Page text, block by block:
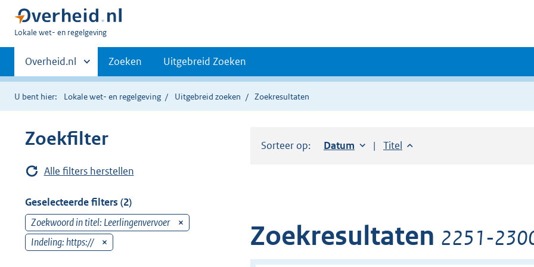
U
hier:
Lokale wet- en regelgeving
Primaire
navigatie
Andere
sites
binnen
Overheid.nl Zoeken Uitgebreid Zoeken
U bent hier: Lokale wet- en regelgeving Uitgebreid zoeken Zoekresultaten
Zoekfilter
Alle filters herstellen
Geselecteerde filters (2)
Zoekwoord in titel: Leerlingenvervoer
Indeling: https://
Sorteer op: Sorteer op:
Datum oplopendSorteer op:
Titel oplopend
Zoekresultaten 2251-